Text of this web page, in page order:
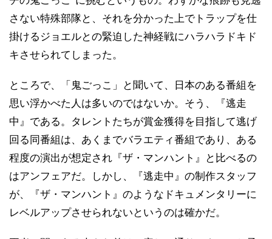
さない特殊部隊と、それを分かった上でトラップを仕
掛けるジョエルとの緊迫した神経戦にハラハラドキド
キさせられてしまった。
ところで、「鬼ごっこ」と聞いて、日本のある番組を
思い浮かべた人は多いのではないか。そう、『逃走
中』である。タレントたちが賞金獲得を目指して逃げ
回る同番組は、あくまでバラエティ番組であり、ある
程度の演出が想定され『ザ・マンハント』と比べるの
はアンフェアだ。しかし、『逃走中』の制作スタッフ
が、『ザ・マンハント』のようなドキュメンタリーに
レベルアップさせられないというのは確かだ。